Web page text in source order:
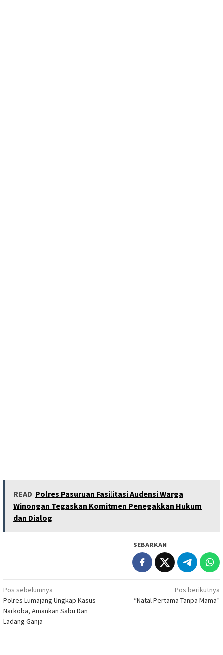
READ Polres Pasuruan Fasilitasi Audensi Warga
Winongan Tegaskan Komitmen Penegakkan Hukum
dan Dialog
SEBARKAN
Navigasi
pos
Pos sebelumnya
Polres Lumajang Ungkap Kasus
Narkoba, Amankan Sabu Dan
Ladang Ganja
Pos berikutnya
“Natal Pertama Tanpa Mama”